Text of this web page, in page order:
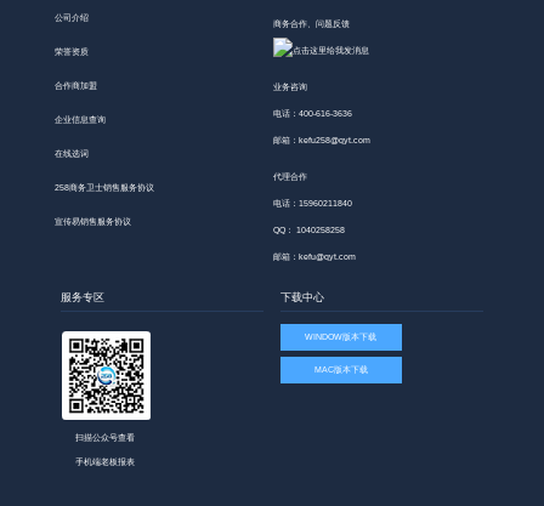
公司介绍
荣誉资质
合作商加盟
企业信息查询
在线选词
258商务卫士销售服务协议
宣传易销售服务协议
商务合作、问题反馈
业务咨询
电话：400-616-3636
邮箱：kefu258@qyt.com
代理合作
电话：15960211840
QQ： 1040258258
邮箱：kefu@qyt.com
服务专区
扫描公众号查看
手机端老板报表
下载中心
WINDOW版本下载
MAC版本下载